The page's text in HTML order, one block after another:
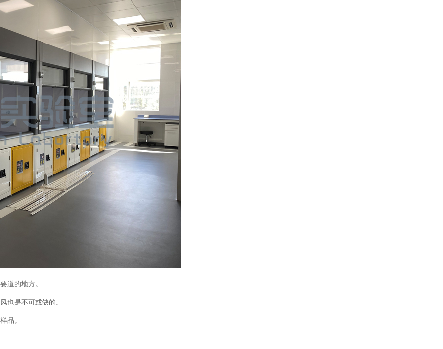
道的地方。
也是不可或缺的。
品。